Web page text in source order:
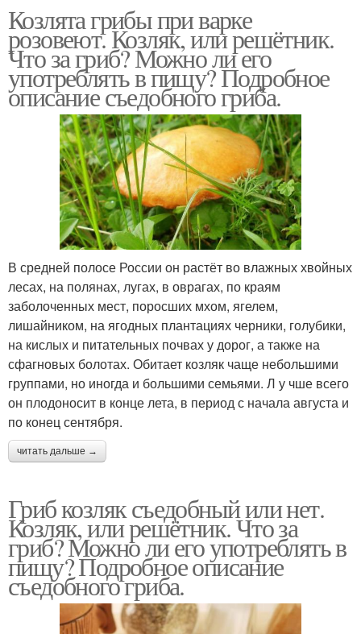
Козлята грибы при варке
розовеют. Козляк, или решётник.
Что за гриб? Можно ли его
употреблять в пищу? Подробное
описание съедобного гриба.
В средней полосе России он растёт во влажных хвойных
лесах, на полянах, лугах, в оврагах, по краям
заболоченных мест, поросших мхом, ягелем,
лишайником, на ягодных плантациях черники, голубики,
на кислых и питательных почвах у дорог, а также на
сфагновых болотах. Обитает козляк чаще небольшими
группами, но иногда и большими семьями. Л у чше всего
он плодоносит в конце лета, в период с начала августа и
по конец сентября.
читать дальше →
Гриб козляк съедобный или нет.
Козляк, или решётник. Что за
гриб? Можно ли его употреблять в
пищу? Подробное описание
съедобного гриба.